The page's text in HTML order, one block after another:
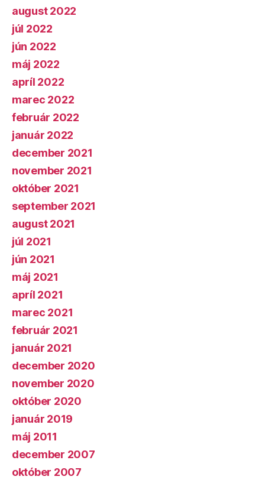
august 2022
júl 2022
jún 2022
máj 2022
apríl 2022
marec 2022
február 2022
január 2022
december 2021
november 2021
október 2021
september 2021
august 2021
júl 2021
jún 2021
máj 2021
apríl 2021
marec 2021
február 2021
január 2021
december 2020
november 2020
október 2020
január 2019
máj 2011
december 2007
október 2007